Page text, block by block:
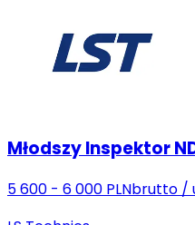
Młodszy Inspektor
5 600 - 6 000 PLNbrutto /